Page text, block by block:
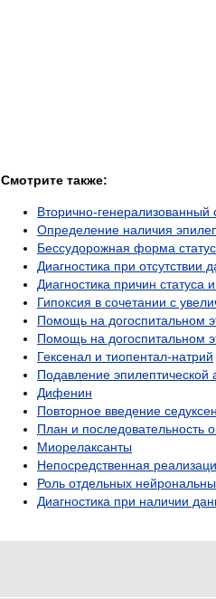
Смотрите также:
Вторично-генерализованный
Определение наличия
Бессудорожная форма
Диагностика при отсутствии
Диагностика причин статуса
Гипоксия в сочетании с
Помощь на догоспитальном
Помощь на догоспитальном
Гексенал и тиопентал-натрий
Подавление эпилептической
Дифенин
Повторное введение
План и последовательность
Миорелаксанты
Непосредственная
Роль отдельных
Диагностика при наличии